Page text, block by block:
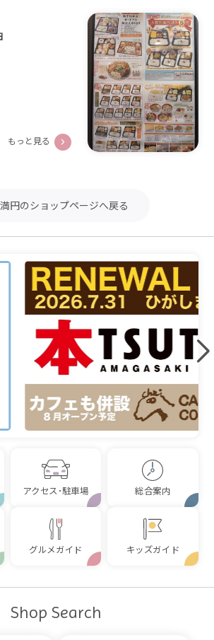
もっと見る
円のショップページへ戻る
アクセス･駐車場 総合案内
グルメガイド キッズガイド
Shop Search